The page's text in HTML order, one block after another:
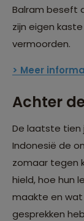
Balram beseft
zijn eigen
vermoorden.
> Meer
Achter
De laatste tien
Indonesië de
zomaar tegen
hield, hoe hun
maakte en wat
gesprekken